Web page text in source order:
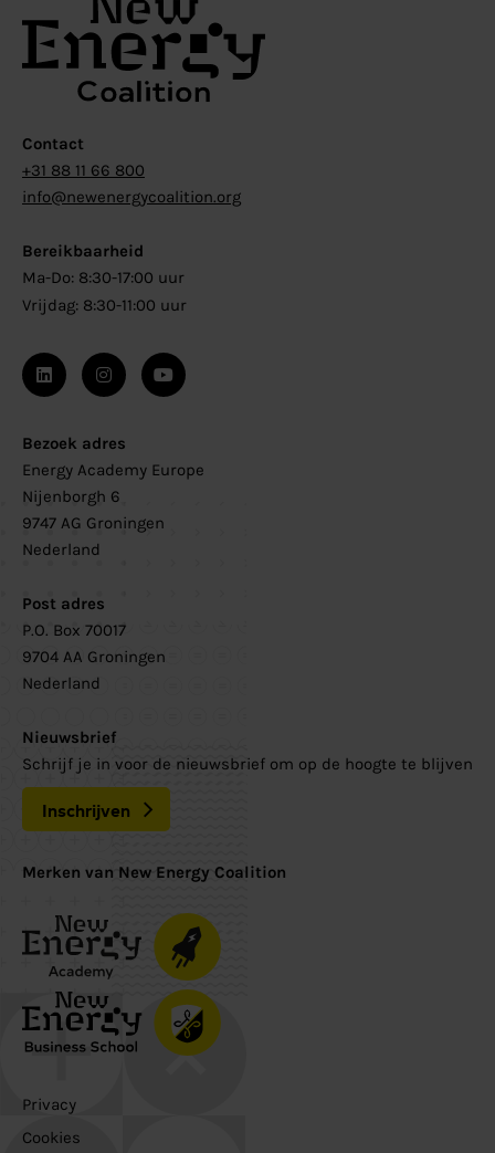
Contact
+31 88 11 66 800
info@newenergycoalition.org
Bereikbaarheid
Ma-Do: 8:30-17:00 uur
Vrijdag: 8:30-11:00 uur
Bezoek adres
Energy Academy Europe
Nijenborgh 6
9747 AG Groningen
Nederland
Post adres
P.O. Box 70017
9704 AA Groningen
Nederland
Nieuwsbrief
Schrijf je in voor de nieuwsbrief om op de hoogte te blijven
Inschrijven
Merken van New Energy Coalition
Privacy
Cookies